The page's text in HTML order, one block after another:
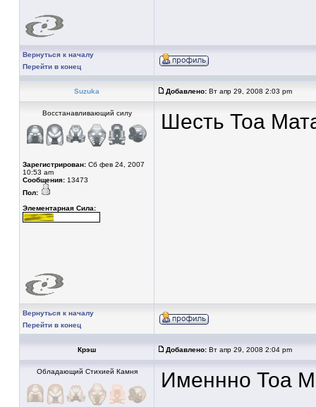
Вернуться к началу
Перейти в конец
Suzuka Добавлено: Вт апр 29, 2008 2:03 pm
Восстанавливающий силу
Зарегистрирован: Сб фев 24, 2007
10:53 am
Сообщения: 13473
Пол:
Элементарная Сила:
Шесть Тоа
Вернуться к началу
Перейти в конец
Крэш Добавлено: Вт апр 29, 2008 2:04 pm
Обладающий Стихией Камня Именнно Тоа